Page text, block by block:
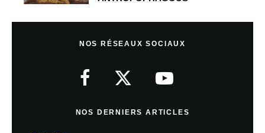
NOS RÉSEAUX SOCIAUX
NOS DERNIERS ARTICLES